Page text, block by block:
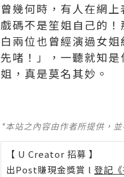
曾幾何時，有人在網
戲碼不是笙姐自己的
白兩位也曾經演過女
先啫！」，一聽就知
姐，真是莫名其妙。
*本站之內容由作者所提供，
【 U Creator 招募 】
出Post賺現金獎賞 l 登記